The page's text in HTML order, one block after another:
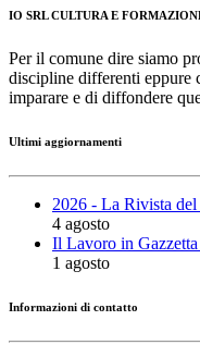
IO SRL CULTURA E
Per il comune dire siamo
discipline differenti eppure
imparare e di diffondere
Ultimi aggiornamenti
2026 - La Rivista
4 agosto
Il Lavoro in
1 agosto
Informazioni di contatto